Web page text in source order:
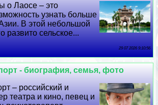
о Лаосе – это
узнать больше
В этой небольшой
развито сельское...
29 07 2026 9:10:56
- биография, семья, фото
– российский и
театра и кино, певец и